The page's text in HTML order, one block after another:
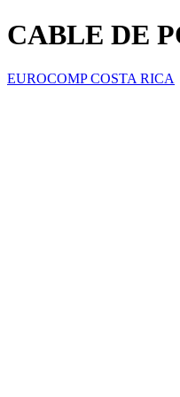
CABLE DE
EUROCOMP COSTA RICA